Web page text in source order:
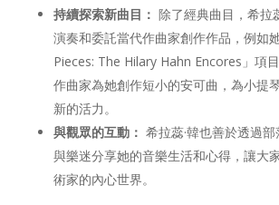
持續探索新曲目： 除了經典曲目，希拉
演奏和委託當代作曲家創作作品，例如
Pieces: The Hilary Hahn Encores」項
作曲家為她創作短小的安可曲，為小提
新的活力。
與觀眾的互動： 希拉蕊·韓也善於透過
與樂迷分享她的音樂生活和心得，讓大
術家的內心世界。